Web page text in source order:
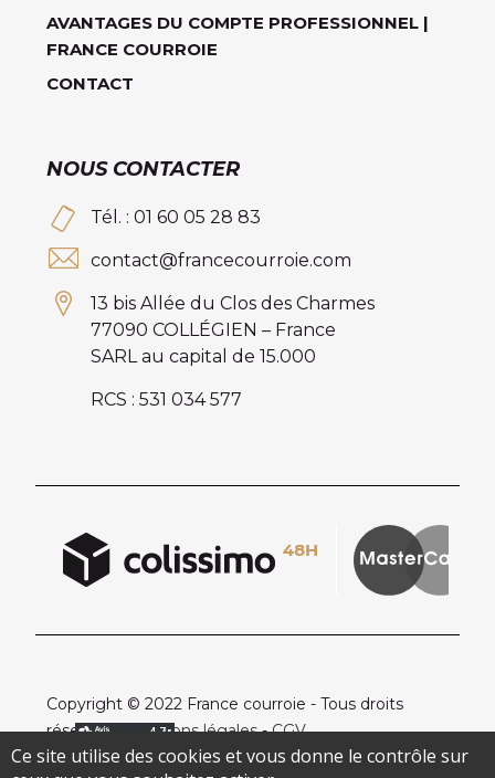
AVANTAGES DU COMPTE PROFESSIONNEL |
FRANCE COURROIE
CONTACT
NOUS CONTACTER
Tél. : 01 60 05 28 83
contact@francecourroie.com
13 bis Allée du Clos des Charmes
77090 COLLÉGIEN – France
SARL au capital de 15.000
RCS : 531 034 577
Copyright © 2022 France courroie - Tous droits
réservés -
Mentions légales-CGV
Ce site utilise des cookies et vous donne le contrôle sur